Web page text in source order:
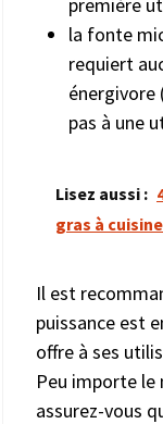
la fonte
requiert
énergivore
pas à une
Lisez aussi :
gras à
Il est
puissance est
offre à ses
Peu importe le
assurez-vous